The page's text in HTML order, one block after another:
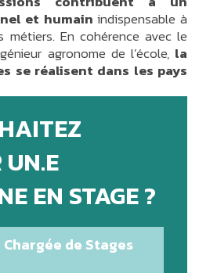
et humain indispensable à
métiers. En cohérence avec le
agronome de l’école, la
se réalisent dans les pays
UN.E
EN STAGE ?
de Stages